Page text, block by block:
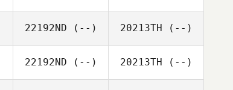
22192ND (--) 20213TH (--)
22192ND (--) 20213TH (--)